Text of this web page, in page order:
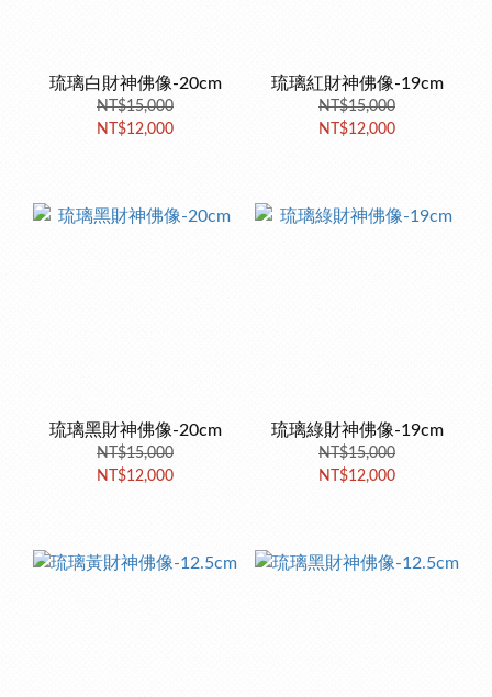
琉璃白財神佛像-20cm
NT$15,000
NT$12,000
琉璃紅財神佛像-19cm
NT$15,000
NT$12,000
琉璃黑財神佛像-20cm
NT$15,000
NT$12,000
琉璃綠財神佛像-19cm
NT$15,000
NT$12,000